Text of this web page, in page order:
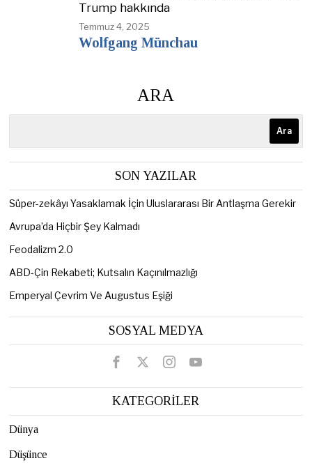
Trump hakkında
Temmuz 4, 2025
Wolfgang Münchau
ARA
Ara
SON YAZILAR
Süper-zekâyı Yasaklamak İçin Uluslararası Bir Antlaşma Gerekir
Avrupa’da Hiçbir Şey Kalmadı
Feodalizm 2.0
ABD-Çin Rekabeti; Kutsalın Kaçınılmazlığı
Emperyal Çevrim Ve Augustus Eşiği
SOSYAL MEDYA
KATEGORİLER
Dünya
Düşünce